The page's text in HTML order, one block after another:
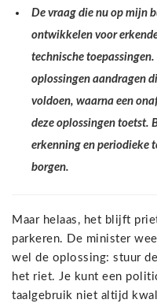
De vraag die nu op mijn
ontwikkelen voor
technische
oplossingen aandragen
voldoen, waarna een
deze oplossingen toetst.
erkenning en periodieke
borgen.
Maar helaas, het blijft
parkeren. De minister
wel de oplossing: stuur
het riet. Je kunt een
taalgebruik niet altijd